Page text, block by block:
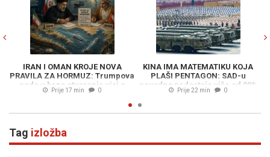
IRAN I OMAN KROJE NOVA
PRAVILA ZA HORMUZ: Trumpova
nada u brzo otvaranje visi o
koncu
Prije 17 min 0
KINA IMA MATEMATIKU KOJA
PLAŠI PENTAGON: SAD-u
navodno nedostaje više od 90%
potrebnih presretača
Prije 22 min 0
Tag izložba